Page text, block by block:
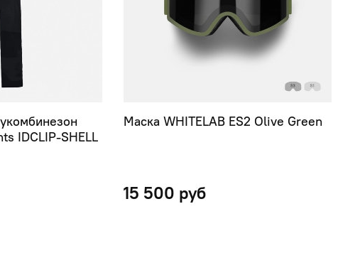
IDCLIP-SHELL
Маска WHITELAB ES2 Olive Green
15 500 руб